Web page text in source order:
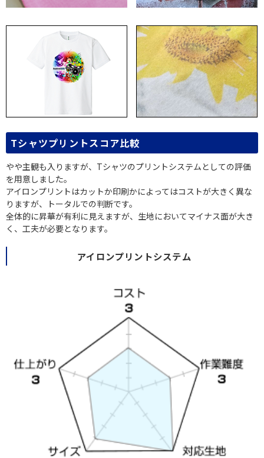
Tシャツプリントスコア比較
やや主観も入りますが、Tシャツのプリントシステムとしての評価
を用意しました。
アイロンプリントはカットか印刷かによってはコストが大きく異な
りますが、トータルでの判断です。
全体的に昇華が有利に見えますが、生地においてマイナス面が大き
く、工夫が必要となります。
アイロンプリントシステム